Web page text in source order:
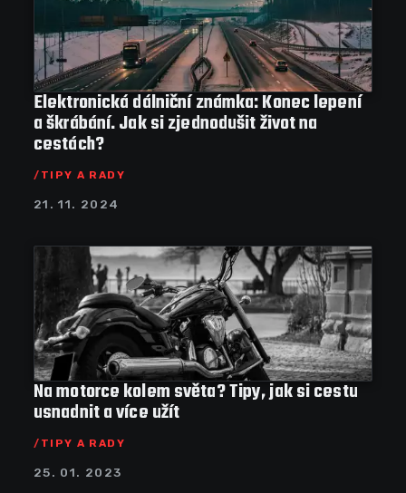
Elektronická dálniční známka: Konec lepení
a škrábání. Jak si zjednodušit život na
cestách?
TIPY A RADY
21. 11. 2024
Na motorce kolem světa? Tipy, jak si cestu
usnadnit a více užít
TIPY A RADY
25. 01. 2023